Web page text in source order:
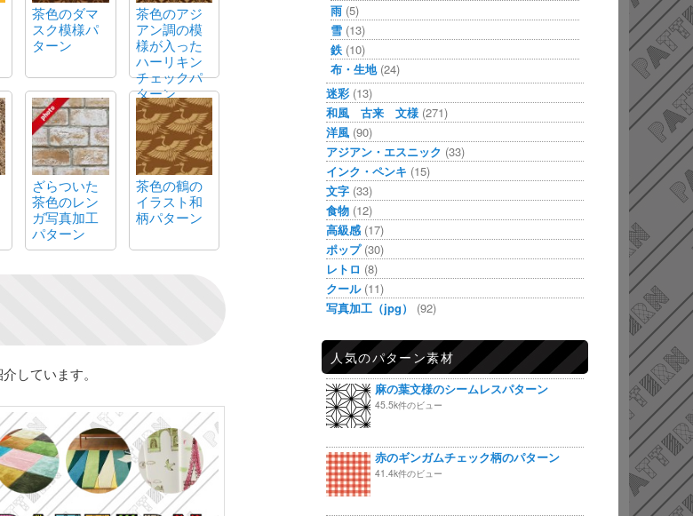
茶色のダマ
スク模様パ
ターン
茶色のアジ
アン調の模
様が入った
ハーリキン
チェックパ
ターン
ざらついた
茶色のレン
ガ写真加工
パターン
茶色の鶴の
イラスト和
柄パターン
しています。
雨 (5)
雪 (13)
鉄 (10)
布・生地(24)
迷彩 (13)
和風 古来 文様 (271)
洋風 (90)
アジアン・エスニック (33)
インク・ペンキ (15)
文字 (33)
食物 (12)
高級感 (17)
ポップ(30)
レトロ (8)
クール(11)
写真加工（jpg）
(92)
人気のパターン素材
麻の葉文様のシームレスパターン
45.5k件のビュー
赤のギンガムチェック柄のパターン
41.4k件のビュー